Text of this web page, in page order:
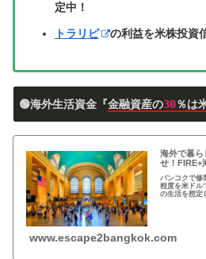
定中！
トラリピ の利益を米株投資
🟢海外生活資金『金融資産の30％は
海外で暮ら
せ！FIRE+
バンコクで修
程度を米ドル
の生活を想定
www.escape2bangkok.com